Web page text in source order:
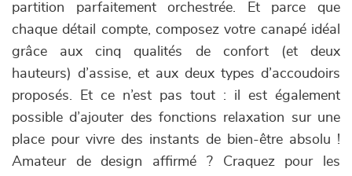
partition parfaitement orchestrée. Et parce que
chaque détail compte, composez votre canapé idéal
grâce aux cinq qualités de confort (et deux
hauteurs) d’assise, et aux deux types d’accoudoirs
proposés. Et ce n’est pas tout : il est également
possible d’ajouter des fonctions relaxation sur une
place pour vivre des instants de bien-être absolu !
Amateur de design affirmé ? Craquez pour les